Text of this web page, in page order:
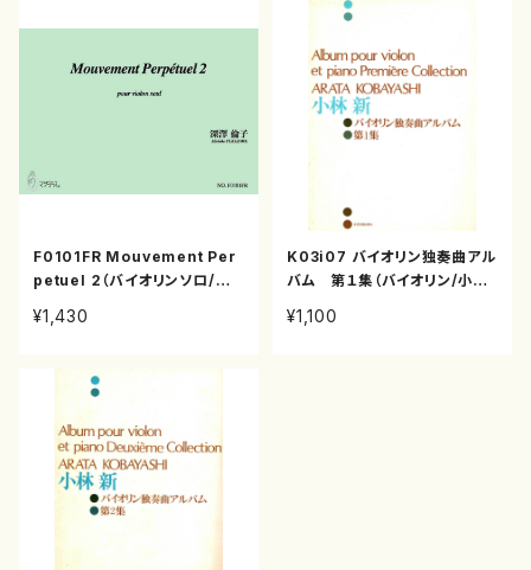
F0101FR Mouvement Per
petuel 2（バイオリンソロ/深
¥1,430
K03i07 バイオリン独奏曲アル
バム 第１集（バイオリン/小林
¥1,100